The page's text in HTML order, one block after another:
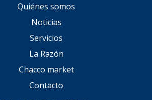
Quiénes somos
Noticias
Servicios
La Razón
Chacco market
Contacto